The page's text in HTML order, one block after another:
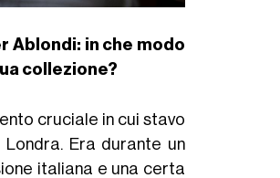
Ablondi: in che modo
collezione?
cruciale in cui stavo
Era durante un
italiana e una certa